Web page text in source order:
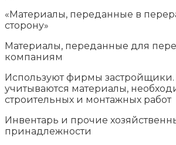
«Материалы, переданные в
сторону»
Материалы, переданные для
компаниям
Используют фирмы застройщики.
учитываются материалы,
строительных и монтажных работ
Инвентарь и прочие
принадлежности